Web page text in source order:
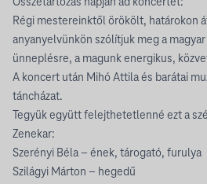
Régi mestereinktől örökölt, határokon
anyanyelvünkön szólítjuk meg a
ünneplésre, a magunk energikus,
A koncert után Mihó Attila és barátai
táncházat.
Tegyük együtt felejthetetlenné ezt a
Zenekar:
Szerényi Béla – ének, tárogató, furulya
Szilágyi Márton – hegedű